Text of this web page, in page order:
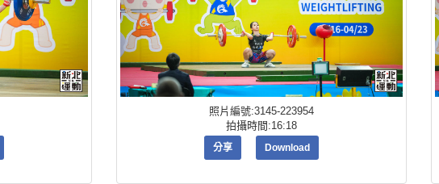
照片編號:3145-223954
拍攝時間:16:18
分享 Download